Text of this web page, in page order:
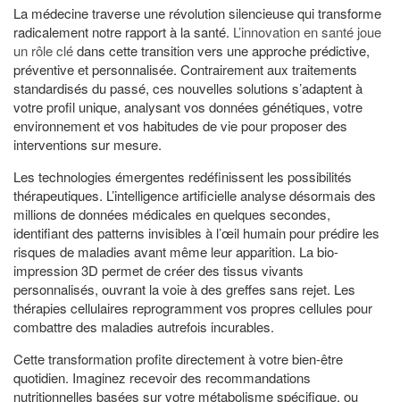
La médecine traverse une révolution silencieuse qui transforme
radicalement notre rapport à la santé. L’innovation en santé joue
un rôle clédans cette transition vers une approche prédictive,
préventive et personnalisée. Contrairement aux traitements
standardisés du passé, ces nouvelles solutions s’adaptent à
votre profil unique, analysant vos données génétiques, votre
environnement et vos habitudes de vie pour proposer des
interventions sur mesure.
Les technologies émergentes redéfinissent les possibilités
thérapeutiques. L’intelligence artificielle analyse désormais des
millions de données médicales en quelques secondes,
identifiant des patterns invisibles à l’œil humain pour prédire les
risques de maladies avant même leur apparition. La bio-
impression 3D permet de créer des tissus vivants
personnalisés, ouvrant la voie à des greffes sans rejet. Les
thérapies cellulaires reprogramment vos propres cellules pour
combattre des maladies autrefois incurables.
Cette transformation profite directement à votre bien-être
quotidien. Imaginez recevoir des recommandations
nutritionnelles basées sur votre métabolisme spécifique, ou